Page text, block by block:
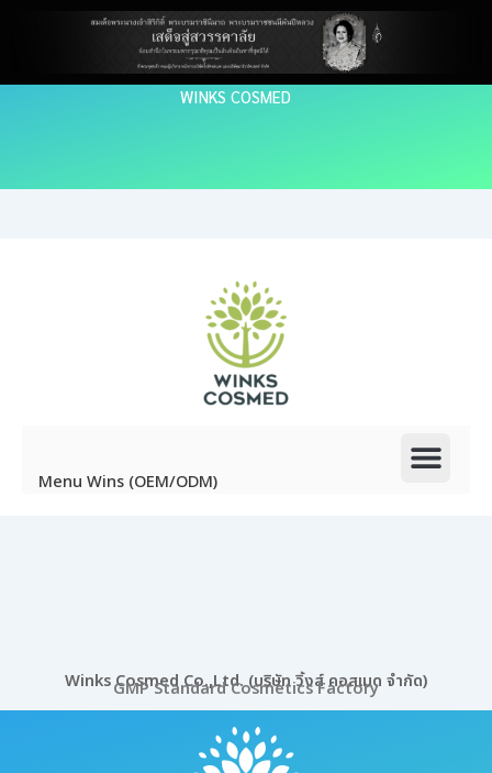
WINKS COSMED
Menu Wins (OEM/ODM)
Winks Cosmed Co.,Ltd. (บริษัท วิ้งส์ คอสเมด จำกัด)
GMP Standard Cosmetics Factory